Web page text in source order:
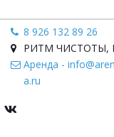
8 926 132 89 26
РИТМ ЧИСТОТЫ,
Аренда -
a.ru